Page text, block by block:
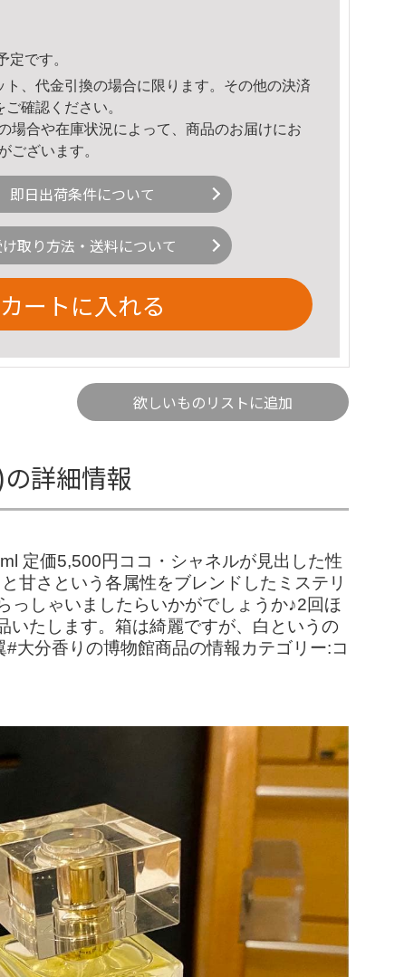
定です。
ト、代金引換の場合に限ります。その他の決済
ご確認ください。
場合や在庫状況によって、商品のお届けにお
ございます。
即日出荷条件について
取り方法・送料について
カートに入れる
欲しいものリストに追加
詳細情報
定価5,500円ココ・シャネルが見出した性
甘さという各属性をブレンドしたミステリ
っしゃいましたらいかがでしょうか♪2回ほ
いたします。箱は綺麗ですが、白というの
大分香りの博物館商品の情報カテゴリー:コ